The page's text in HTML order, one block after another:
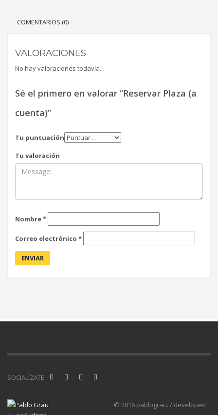
COMENTARIOS (0)
VALORACIONES
No hay valoraciones todavía.
Sé el primero en valorar “Reservar Plaza (a
cuenta)”
Tu puntuación
Tu valoración
Nombre*
Correo electrónico *
SOCIALÍZATE
© 2016 pablograu. / developed